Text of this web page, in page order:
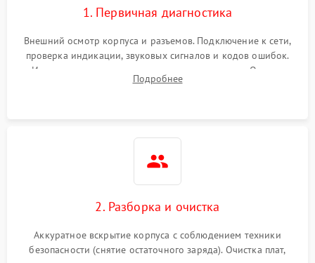
1. Первичная диагностика
Внешний осмотр корпуса и разъемов. Подключение к сети,
проверка индикации, звуковых сигналов и кодов ошибок.
Измерение входного и выходного напряжения. Оценка
реакции ИБП на отключение основного питания без
Подробнее
2. Разборка и очистка
Аккуратное вскрытие корпуса с соблюдением техники
безопасности (снятие остаточного заряда). Очистка плат,